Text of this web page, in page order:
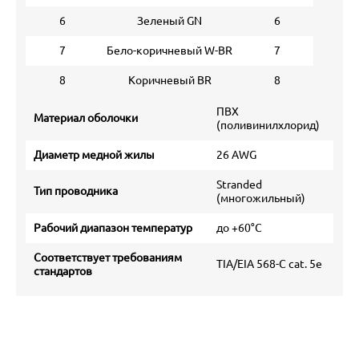
6 Зеленый GN 6
7 Бело-коричневый W-BR 7
8 Коричневый BR 8
Материал оболочки
ПВХ
(поливинилхлорид)
Диаметр медной жилы 26 AWG
Тип проводника
Stranded
(многожильный)
Рабочий диапазон температур до +60°С
Соответствует требованиям
стандартов
TIA/EIA 568-C cat. 5e